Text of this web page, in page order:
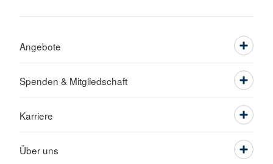
Angebote
Spenden & Mitgliedschaft
Karriere
Über uns